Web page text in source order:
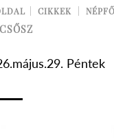
CIKKEK
Péntek